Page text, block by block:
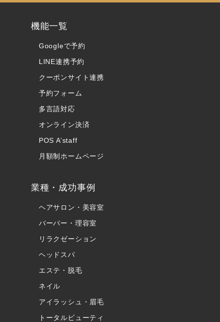
機能一覧
Googleで予約
LINE連携予約
クーポンサイト連携
予約フォーム
多言語対応
オンライン決済
POS A’staff
月額制ホームページ
業種・成功事例
ヘアサロン・美容室
バーバー・理容室
リラクゼーション
ヘッドスパ
エステ・脱毛
ネイル
アイラッシュ・眉毛
トータルビューティ